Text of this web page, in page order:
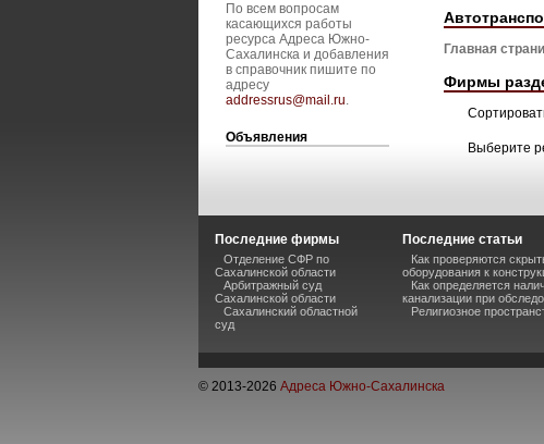
По всем вопросам
касающихся работы
ресурса Адреса Южно-
Сахалинска и добавления
в справочник пишите по
адресу
addressrus@mail.ru.
Объявления
Главная
Фирмы
Выберите
Последние фирмы
Отделение СФР по
Сахалинской области
Арбитражный суд
Сахалинской области
Сахалинский областной
суд
Последние статьи
Как проверяются
оборудования к
Как определяется
канализации при
Религиозное
© 2013-2026 Адреса Южно-Сахалинска